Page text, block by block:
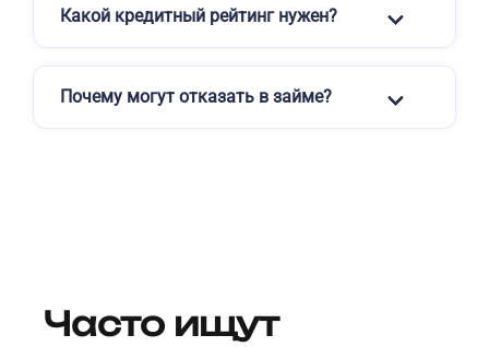
Какой кредитный рейтинг нужен?
Почему могут отказать в займе?
Часто ищут